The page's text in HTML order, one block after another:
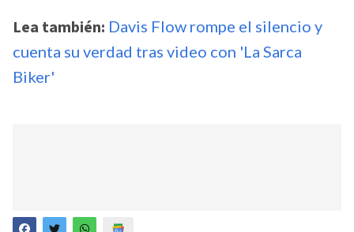
Lea también: Davis Flow rompe el silencio y
cuenta su verdad tras video con 'La Sarca
Biker'